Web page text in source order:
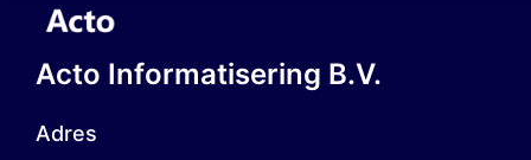
Acto Informatisering B.V.
Adres